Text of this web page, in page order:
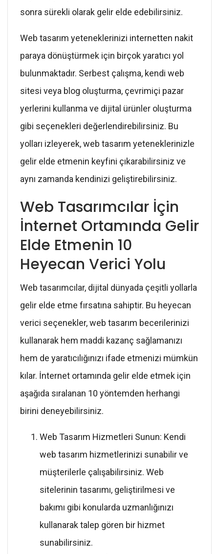
sonra sürekli olarak gelir elde edebilirsiniz.
Web tasarım yeteneklerinizi internetten nakit
paraya dönüştürmek için birçok yaratıcı yol
bulunmaktadır. Serbest çalışma, kendi web
sitesi veya blog oluşturma, çevrimiçi pazar
yerlerini kullanma ve dijital ürünler oluşturma
gibi seçenekleri değerlendirebilirsiniz. Bu
yolları izleyerek, web tasarım yeteneklerinizle
gelir elde etmenin keyfini çıkarabilirsiniz ve
aynı zamanda kendinizi geliştirebilirsiniz.
Web Tasarımcılar İçin
İnternet Ortamında Gelir
Elde Etmenin 10
Heyecan Verici Yolu
Web tasarımcılar, dijital dünyada çeşitli yollarla
gelir elde etme fırsatına sahiptir. Bu heyecan
verici seçenekler, web tasarım becerilerinizi
kullanarak hem maddi kazanç sağlamanızı
hem de yaratıcılığınızı ifade etmenizi mümkün
kılar. İnternet ortamında gelir elde etmek için
aşağıda sıralanan 10 yöntemden herhangi
birini deneyebilirsiniz.
Web Tasarım Hizmetleri Sunun: Kendi
web tasarım hizmetlerinizi sunabilir ve
müşterilerle çalışabilirsiniz. Web
sitelerinin tasarımı, geliştirilmesi ve
bakımı gibi konularda uzmanlığınızı
kullanarak talep gören bir hizmet
sunabilirsiniz.